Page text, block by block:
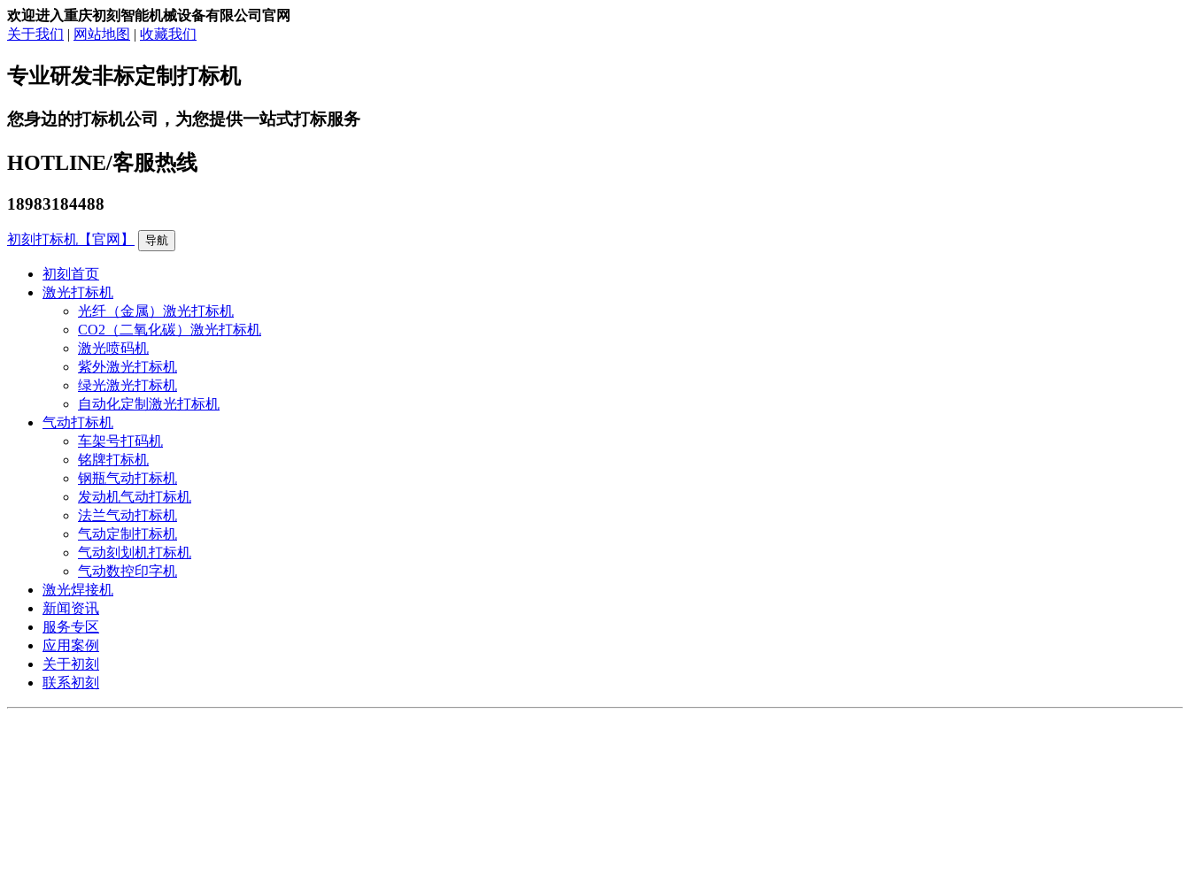
欢迎进入重庆初刻智能机械设备有限公司官网
关于我们 | 网站地图 | 收藏我们
专业研发非标定制打标机
您身边的打标机公司，为您提供一站式打标服务
HOTLINE/客服热线
18983184488
初刻打标机【官网】 导航
初刻首页
激光打标机
光纤（金属）激光打标机
CO2（二氧化碳）激光打标机
激光喷码机
紫外激光打标机
绿光激光打标机
自动化定制激光打标机
气动打标机
车架号打码机
铭牌打标机
钢瓶气动打标机
发动机气动打标机
法兰气动打标机
气动定制打标机
气动刻划机打标机
气动数控印字机
激光焊接机
新闻资讯
服务专区
应用案例
关于初刻
联系初刻